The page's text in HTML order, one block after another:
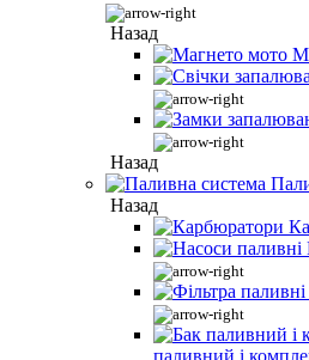
Назад
Назад
Назад
паливний і